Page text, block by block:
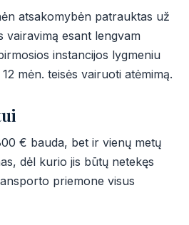
atsakomybėn patrauktas už
esant lengvam
instancijos lygmeniu
mėn. teisės vairuoti atėmimą.
€ bauda, bet ir vienų metų
dėl kurio jis būtų netekęs
priemone visus